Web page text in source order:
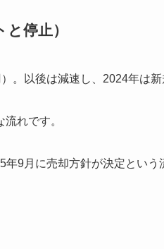
停止）
。以後は減速し、2024年は
れです。
9月に売却方針が決定という